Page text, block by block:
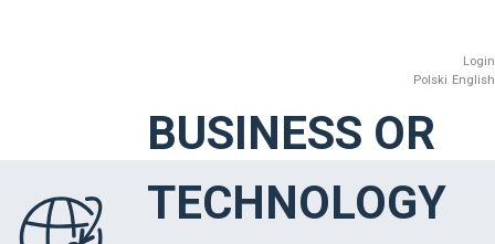
Login
Polski English
BUSINESS OR
TECHNOLOGY